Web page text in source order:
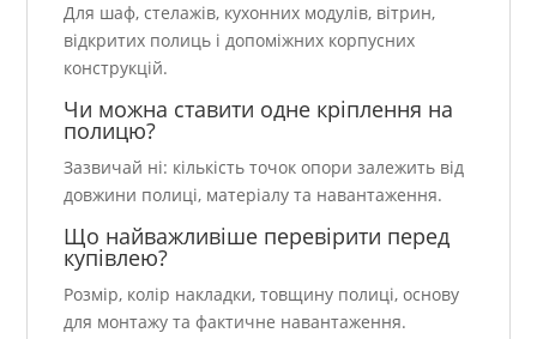
Для шаф, стелажів, кухонних модулів, вітрин,
відкритих полиць і допоміжних корпусних
конструкцій.
Чи можна ставити одне кріплення на
полицю?
Зазвичай ні: кількість точок опори залежить від
довжини полиці, матеріалу та навантаження.
Що найважливіше перевірити перед
купівлею?
Розмір, колір накладки, товщину полиці, основу
для монтажу та фактичне навантаження.